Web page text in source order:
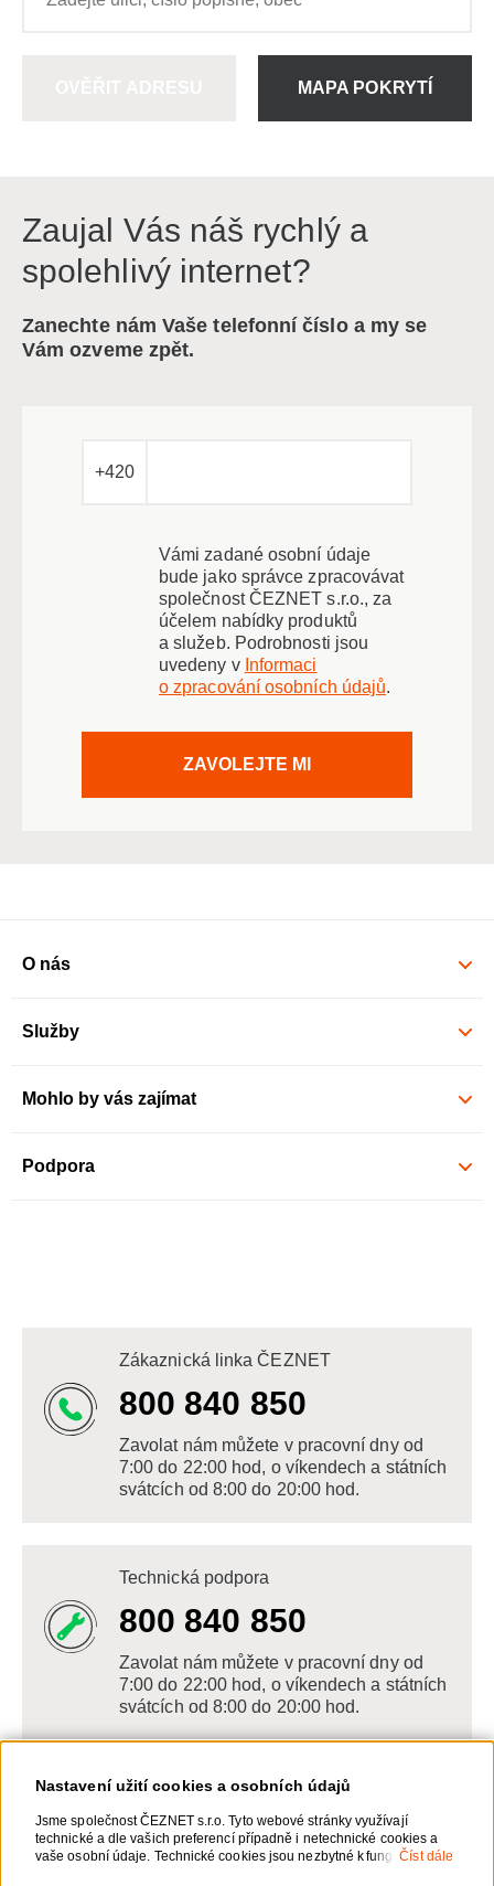
Nastavení užití cookies a osobních údajů
Jsme společnost ČEZNET s.r.o. Tyto webové stránky využívají
technické a dle vašich preferencí případně i netechnické cookies a
vaše osobní údaje. Technické cookies jsou nezbytné k fungováníČíst dále
MAPA POKRYTÍ
Zaujal Vás náš rychlý a
spolehlivý internet?
Zanechte nám Vaše telefonní číslo a my se
Vám ozveme zpět.
+420
Vámi zadané osobní údaje
bude jako správce zpracovávat
společnost ČEZNET s.r.o., za
účelem nabídky produktů
a služeb. Podrobnosti jsou
uvedeny v Informaci
o zpracování osobních údajů.
ZAVOLEJTE MI
O nás
Služby
Mohlo by vás zajímat
Podpora
Zákaznická linka ČEZNET
800 840 850
Zavolat nám můžete v pracovní dny od
7:00 do 22:00 hod, o víkendech a státních
svátcích od 8:00 do 20:00 hod.
Technická podpora
800 840 850
Zavolat nám můžete v pracovní dny od
7:00 do 22:00 hod, o víkendech a státních
svátcích od 8:00 do 20:00 hod.
Napište nám
POSLAT VZKAZ